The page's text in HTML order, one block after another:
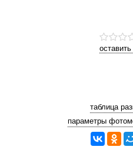
таблица
параметры